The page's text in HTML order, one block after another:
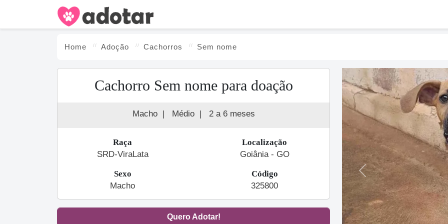
Home Adoção Cachorros Sem nome
Cachorro Sem nome para doação
Macho | Médio | 2 a 6 meses
Raça
SRD-ViraLata
Localização
Goiânia - GO
Sexo
Macho
Código
325800
Quero Adotar!
Previous